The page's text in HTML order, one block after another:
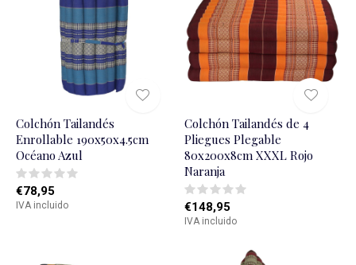
Colchón Tailandés
Enrollable 190x50x4.5cm
Océano Azul
€78,95
IVA incluido
Colchón Tailandés de 4
Pliegues Plegable
80x200x8cm XXXL Rojo
Naranja
€148,95
IVA incluido